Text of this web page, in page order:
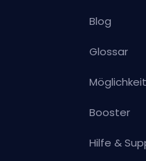
Blog
Glossar
Booster
Hilfe &